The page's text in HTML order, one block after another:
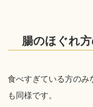
腸のほぐれ
食べすぎている方のみ
も同様です。